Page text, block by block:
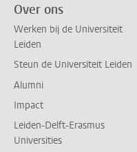
Over ons
Werken bij de Universiteit
Leiden
Steun de Universiteit Leiden
Alumni
Impact
Leiden-Delft-Erasmus
Universities